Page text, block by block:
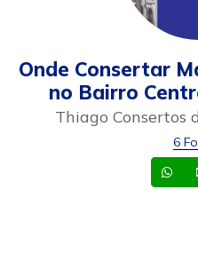
Onde Consertar
no Bairro
Thiago Consertos
6